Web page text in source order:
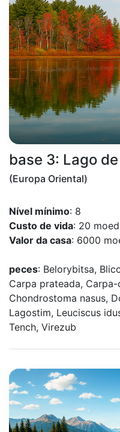
base 3: Lago
(Europa Oriental)
Nível mínimo: 8
Custo de vida: 20
Valor da casa: 6000
peces: Belorybitsa,
Carpa prateada,
Chondrostoma nasus,
Lagostim, Leuciscus
Tench, Virezub